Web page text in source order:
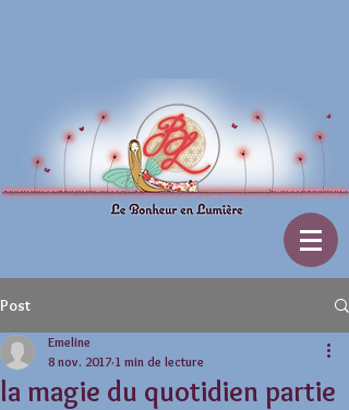
Post
la magie du quotidien partie
Emeline
8 nov. 2017 1 min de lecture